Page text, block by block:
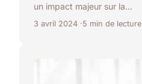
un impact majeur sur la...
3 avril 2024 5 min de lecture